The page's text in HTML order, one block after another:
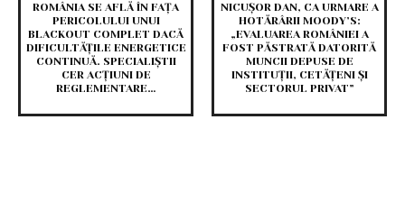
ROMÂNIA SE AFLĂ ÎN FAȚA
PERICOLULUI UNUI
BLACKOUT COMPLET DACĂ
DIFICULTĂȚILE ENERGETICE
CONTINUĂ. SPECIALIȘTII
CER ACȚIUNI DE
REGLEMENTARE…
NICUȘOR DAN, CA URMARE A
HOTĂRÂRII MOODY’S:
„EVALUAREA ROMÂNIEI A
FOST PĂSTRATĂ DATORITĂ
MUNCII DEPUSE DE
INSTITUȚII, CETĂȚENI ȘI
SECTORUL PRIVAT”